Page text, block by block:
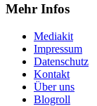
Mehr Infos
Mediakit
Impressum
Datenschutz
Kontakt
Über uns
Blogroll